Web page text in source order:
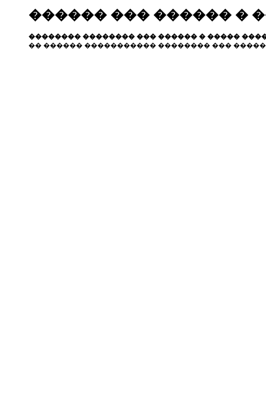
������ ��� ������ �
�������� �������� ��� ������ � �����
�� ������ ����������� �������� ���